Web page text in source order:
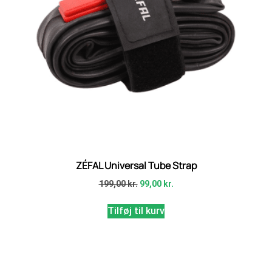
ZÉFAL Universal Tube Strap
199,00kr. 99,00 kr.
Tilføj til kurv